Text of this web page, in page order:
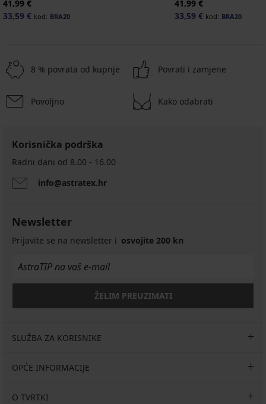
41,99 €
33,59 € kod: BRA20
41,99 €
33,59 € kod: BRA20
8 % povrata od kupnje Povrati i zamjene
Povoljno Kako odabrati
Korisnička podrška
Radni dani od 8.00 - 16.00
info@astratex.hr
Newsletter
Prijavite se na newsletter i osvojite 200 kn
ŽELIM PREUZIMATI
SLUŽBA ZA KORISNIKE
OPĆE INFORMACIJE
O TVRTKI